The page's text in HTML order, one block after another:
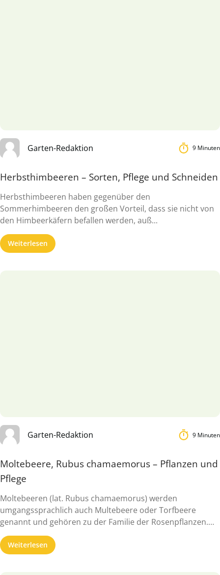
Garten-Redaktion 9 Minuten
Herbsthimbeeren – Sorten, Pflege und Schneiden
Herbsthimbeeren haben gegenüber den
Sommerhimbeeren den großen Vorteil, dass sie nicht von
den Himbeerkäfern befallen werden, auß...
Weiterlesen
Garten-Redaktion 9 Minuten
Moltebeere, Rubus chamaemorus – Pflanzen und
Pflege
Moltebeeren (lat. Rubus chamaemorus) werden
umgangssprachlich auch Multebeere oder Torfbeere
genannt und gehören zu der Familie der Rosenpflanzen.
Moltebeeren-Pflanzen ...
Weiterlesen